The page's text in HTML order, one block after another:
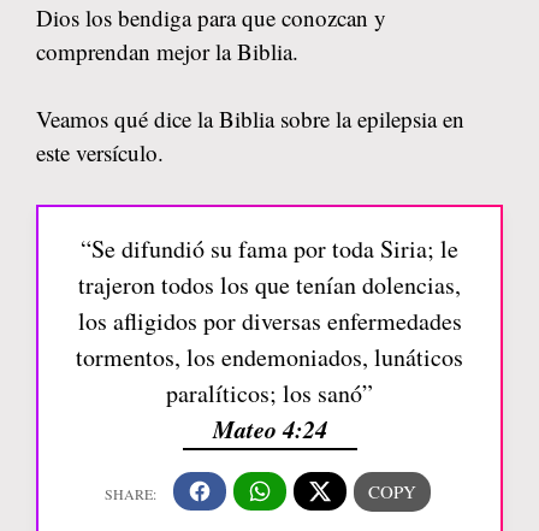
Dios los bendiga para que conozcan y
comprendan mejor la Biblia.
Veamos qué dice la Biblia sobre la epilepsia en
este versículo.
“Se difundió su fama por toda Siria; le
trajeron todos los que tenían dolencias,
los afligidos por diversas enfermedades
tormentos, los endemoniados, lunáticos
paralíticos; los sanó”
Mateo 4:24